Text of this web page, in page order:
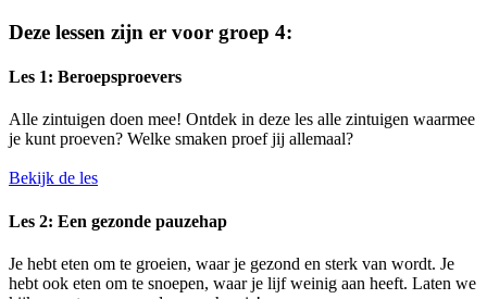
Deze lessen zijn er voor groep 4:
Les 1: Beroepsproevers
Alle zintuigen doen mee! Ontdek in deze les alle zintuigen waarmee
je kunt proeven? Welke smaken proef jij allemaal?
Bekijk de les
Les 2: Een gezonde pauzehap
Je hebt eten om te groeien, waar je gezond en sterk van wordt. Je
hebt ook eten om te snoepen, waar je lijf weinig aan heeft. Laten we